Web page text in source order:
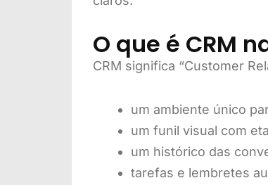
O que é CRM
CRM significa “Customer
um ambiente único
um funil visual com
um histórico das
tarefas e lembretes